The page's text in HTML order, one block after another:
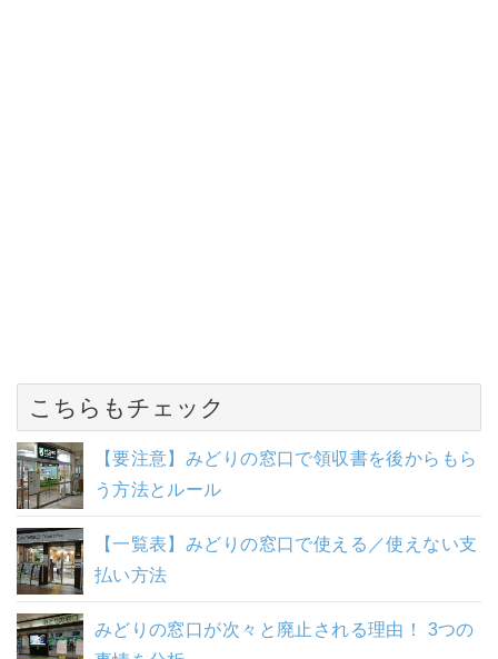
こちらもチェック
【要注意】みどりの窓口で領収書を後からもら
う方法とルール
【一覧表】みどりの窓口で使える／使えない支
払い方法
みどりの窓口が次々と廃止される理由！ 3つの